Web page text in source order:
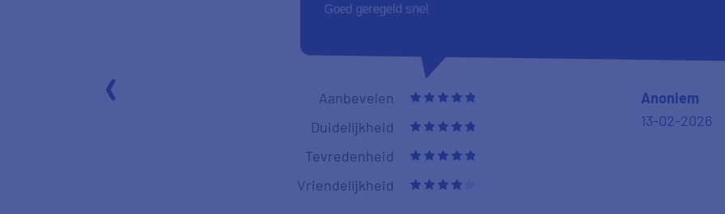
Goed geregeld snel
Aanbevelen
Duidelijkheid
Tevredenheid
Vriendelijkheid
Anoniem
13-02-2026